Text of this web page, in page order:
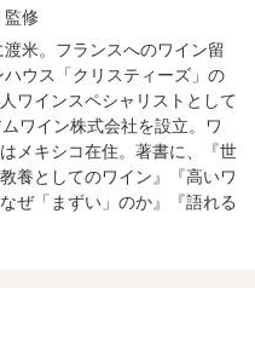
監修
米。フランスへのワイン留
ウス「クリスティーズ」の
ワインスペシャリストとして
ワイン株式会社を設立。ワ
メキシコ在住。著書に、『世
養としてのワイン』『高いワ
ぜ「まずい」のか』『語れる